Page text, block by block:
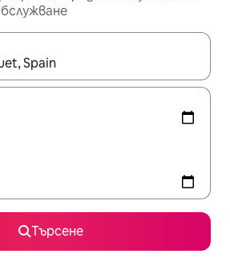
се покажат, използвайте
Търсене